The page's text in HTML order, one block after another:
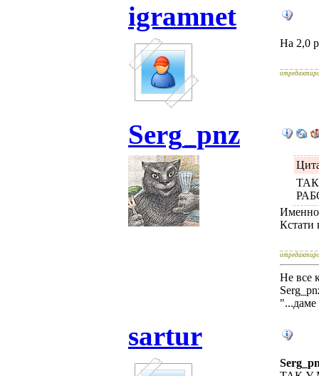
igramnet
На 2,0
Serg_pnz
Именно
Кстати
Не все
sartur